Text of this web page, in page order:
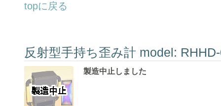
topに戻る
反射型手持ち歪み計 model:
製造中止しました